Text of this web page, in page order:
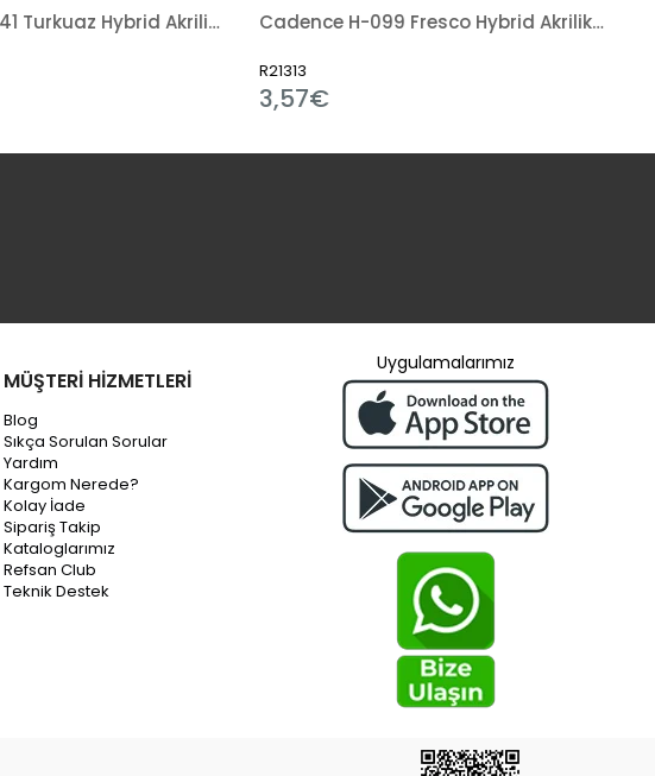
Cadence H-041 Turkuaz Hybrid Akrilik Boya 120ml Cadence H-099 Fresco Hybrid Akrilik Boya 120ml
R21313
3,57€
MÜŞTERİ HİZMETLERİ
Blog
Sıkça Sorulan Sorular
Yardım
Kargom Nerede?
Kolay İade
Sipariş Takip
Kataloglarımız
Refsan Club
Teknik Destek
Uygulamalarımız